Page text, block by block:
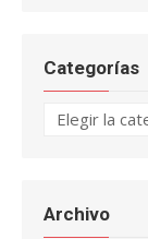
Categorías
Categorías
Archivo